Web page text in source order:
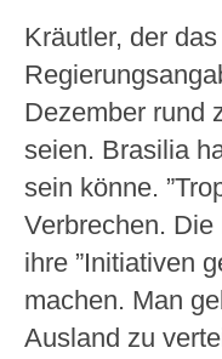
Kräutler, der
Dezember rund
seien. Brasilia
sein könne.
Verbrechen.
ihre ”Initiativen
machen. Man
Ausland zu